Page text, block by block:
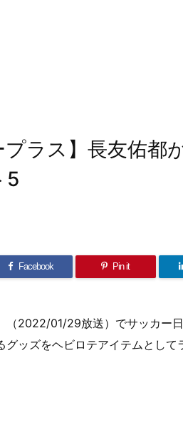
プラス】長友佑都
5
Facebook Pin it
（2022/01/29放送）でサッカー
グッズをヘビロテアイテムとして